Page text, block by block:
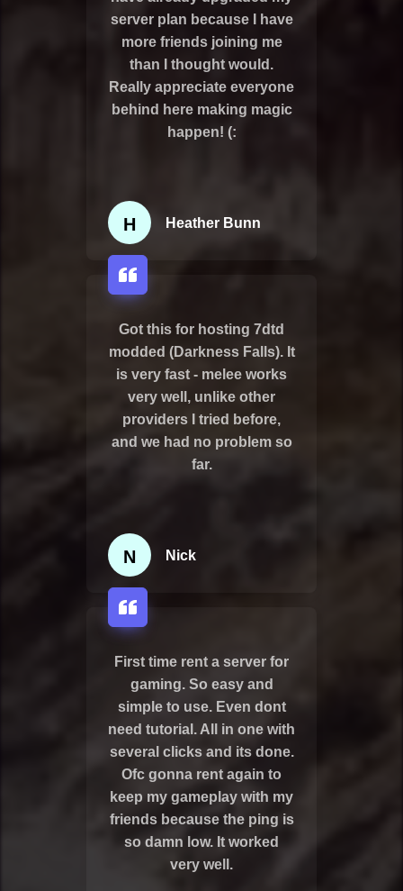
server plan because I have
more friends joining me
than I thought would.
Really appreciate everyone
behind here making magic
happen! (:
H Heather Bunn
Got this for hosting 7dtd
modded (Darkness Falls). It
is very fast - melee works
very well, unlike other
providers I tried before,
and we had no problem so
far.
N Nick
First time rent a server for
gaming. So easy and
simple to use. Even dont
need tutorial. All in one with
several clicks and its done.
Ofc gonna rent again to
keep my gameplay with my
friends because the ping is
so damn low. It worked
very well.